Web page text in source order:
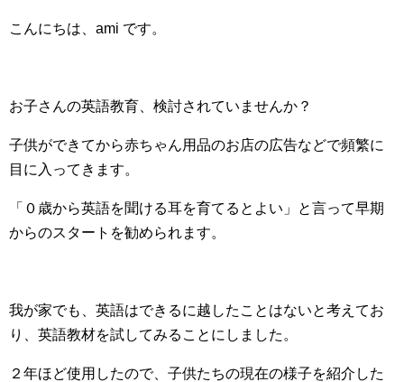
こんにちは、ami です。
お子さんの英語教育、検討されていませんか？
子供ができてから赤ちゃん用品のお店の広告などで頻繁に
目に入ってきます。
「０歳から英語を聞ける耳を育てるとよい」と言って早期
からのスタートを勧められます。
我が家でも、英語はできるに越したことはないと考えてお
り、英語教材を試してみることにしました。
２年ほど使用したので、子供たちの現在の様子を紹介した